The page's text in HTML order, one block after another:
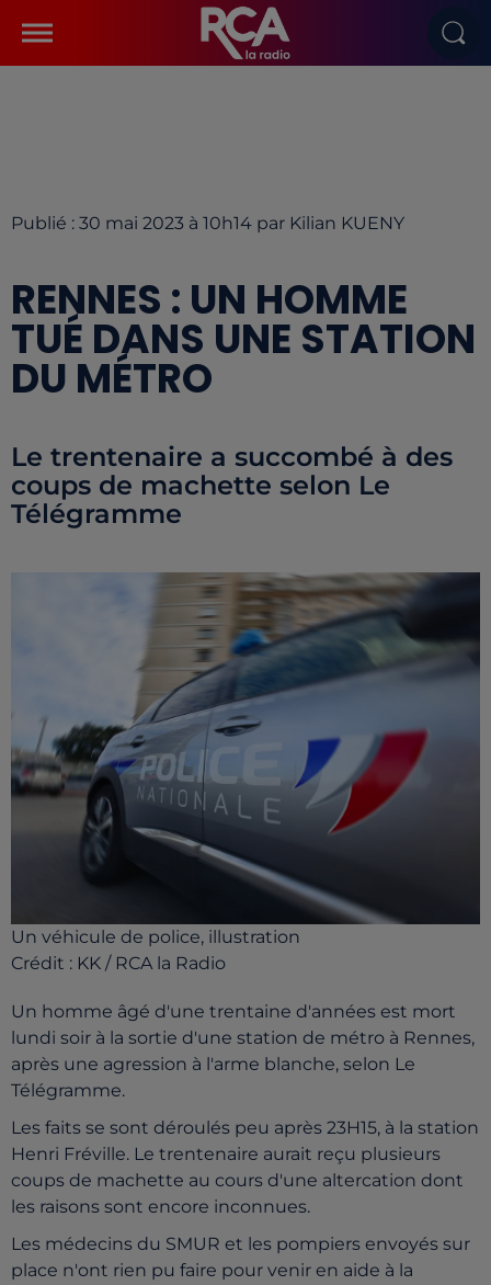
Publié : 30 mai 2023 à 10h14 par Kilian KUENY
RENNES : UN HOMME
TUÉ DANS UNE STATION
DU MÉTRO
Le trentenaire a succombé à des
coups de machette selon Le
Télégramme
Un véhicule de police, illustration
Crédit : KK / RCA la Radio
Un homme âgé d'une trentaine d'années est mort
lundi soir à la sortie d'une station de métro à Rennes,
après une agression à l'arme blanche, selon Le
Télégramme.
Les faits se sont déroulés peu après 23H15, à la station
Henri Fréville. Le trentenaire aurait reçu plusieurs
coups de machette au cours d'une altercation dont
les raisons sont encore inconnues.
Les médecins du SMUR et les pompiers envoyés sur
place n'ont rien pu faire pour venir en aide à la